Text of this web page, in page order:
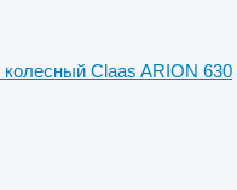
колесный Claas ARION 630